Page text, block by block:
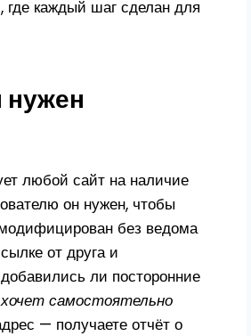
где каждый шаг сделан для
нужен
любой сайт на наличие
он нужен, чтобы
без ведома
от друга и
ли посторонние
самостоятельно
— получаете отчёт о